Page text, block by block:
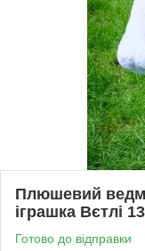
Плюшевий
іграшка Вєтлі
Готово до відправки